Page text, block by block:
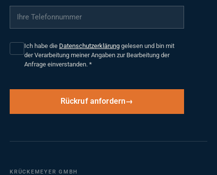
Ihre Telefonnummer
Ich habe die Datenschutzerklärung gelesen und bin mit
der Verarbeitung meiner Angaben zur Bearbeitung der
Anfrage einverstanden. *
Rückruf anfordern
KRÜCKEMEYER GMBH